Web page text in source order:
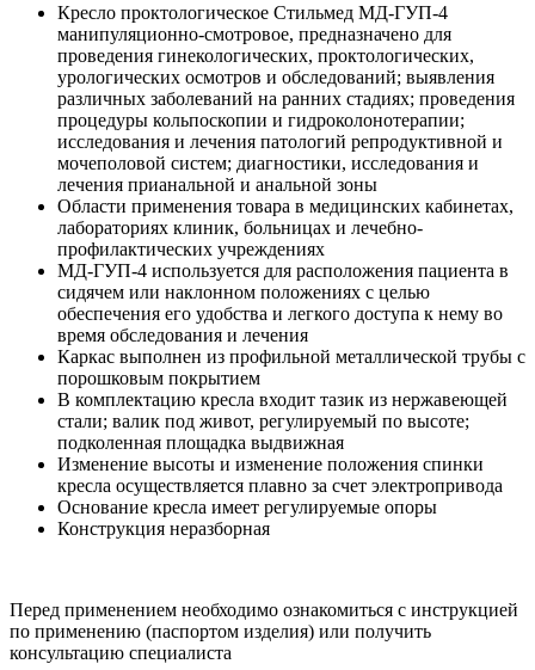
Кресло проктологическое Стильмед МД-ГУП-4
манипуляционно-смотровое, предназначено для
проведения гинекологических, проктологических,
урологических осмотров и обследований; выявления
различных заболеваний на ранних стадиях; проведения
процедуры кольпоскопии и гидроколонотерапии;
исследования и лечения патологий репродуктивной и
мочеполовой систем; диагностики, исследования и
лечения прианальной и анальной зоны
Области применения товара в медицинских кабинетах,
лабораториях клиник, больницах и лечебно-
профилактических учреждениях
МД-ГУП-4 используется для расположения пациента в
сидячем или наклонном положениях с целью
обеспечения его удобства и легкого доступа к нему во
время обследования и лечения
Каркас выполнен из профильной металлической трубы с
порошковым покрытием
В комплектацию кресла входит тазик из нержавеющей
стали; валик под живот, регулируемый по высоте;
подколенная площадка выдвижная
Изменение высоты и изменение положения спинки
кресла осуществляется плавно за счет электропривода
Основание кресла имеет регулируемые опоры
Конструкция неразборная
Перед применением необходимо ознакомиться с инструкцией
по применению (паспортом изделия) или получить
консультацию специалиста